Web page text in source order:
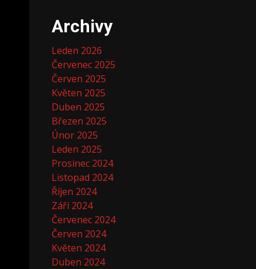
Archivy
Leden 2026
Červenec 2025
Červen 2025
Květen 2025
Duben 2025
Březen 2025
Únor 2025
Leden 2025
Prosinec 2024
Listopad 2024
Říjen 2024
Září 2024
Červenec 2024
Červen 2024
Květen 2024
Duben 2024